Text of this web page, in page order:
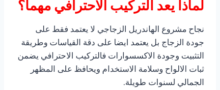
لماذا يعد التركيب الاحترافي مهما؟
نجاح مشروع الهاندريل الزجاجي لا يعتمد فقط على
جودة الزجاج بل يعتمد ايضا على دقة القياسات وطريقة
التثبيت وجودة الاكسسوارات فالتركيب الاحترافي يضمن
ثبات الالواح وسلامة الاستخدام ويحافظ على المظهر
الجمالي لسنوات طويلة.